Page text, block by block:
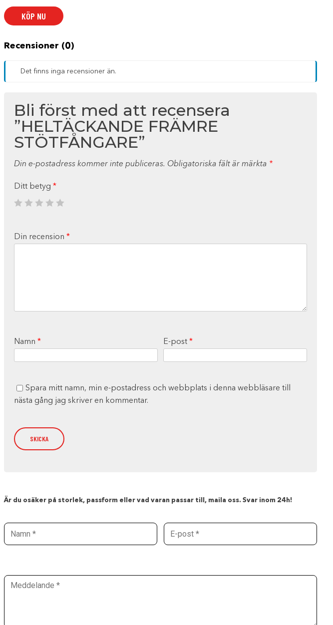
KÖP NU
Recensioner (0)
Det finns inga recensioner än.
Bli först med att recensera
”HELTÄCKANDE FRÄMRE
STÖTFÅNGARE”
Din e-postadress kommer inte publiceras. Obligatoriska fält är märkta *
Ditt betyg *
Din recension *
Namn * E-post*
Spara mitt namn, min e-postadress och webbplats i denna webbläsare till
nästa gång jag skriver en kommentar.
Är du osäker på storlek, passform eller vad varan passar till, maila oss. Svar inom 24h!